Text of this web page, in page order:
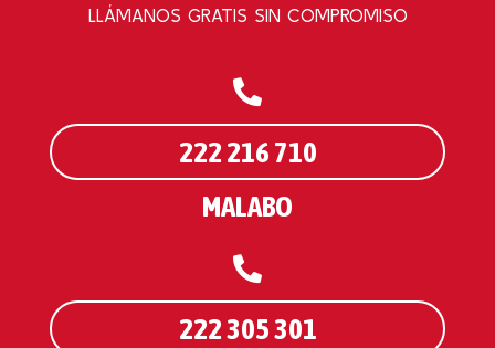
LLÁMANOS GRATIS SIN COMPROMISO
222 216 710
MALABO
222 305 301